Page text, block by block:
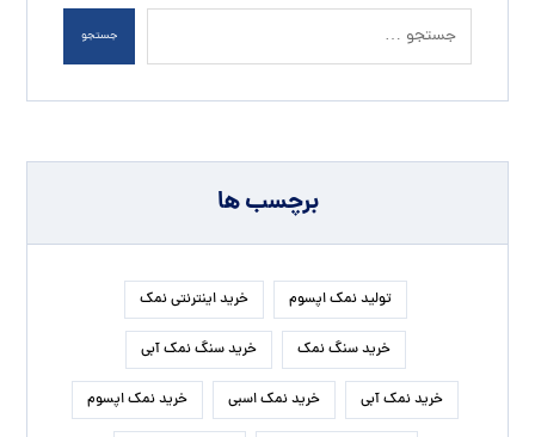
جستجو
برچسب ها
تولید نمک اپسوم خرید اینترنتی نمک
خرید سنگ نمک خرید سنگ نمک آبی
خرید نمک آبی خرید نمک اسبی خرید نمک اپسوم